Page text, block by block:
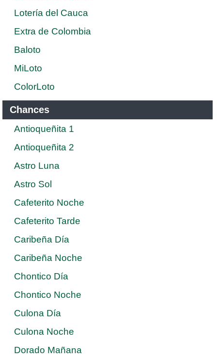
Lotería del Cauca
Extra de Colombia
Baloto
MiLoto
ColorLoto
Chances
Antioqueñita 1
Antioqueñita 2
Astro Luna
Astro Sol
Cafeterito Noche
Cafeterito Tarde
Caribeña Día
Caribeña Noche
Chontico Día
Chontico Noche
Culona Día
Culona Noche
Dorado Mañana